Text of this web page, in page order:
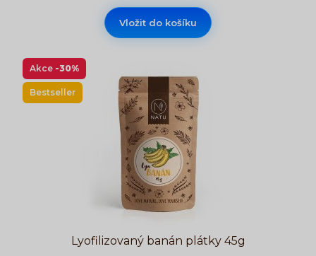
Vložit do košíku
Akce -30%
Bestseller
Lyofilizovaný banán plátky 45g